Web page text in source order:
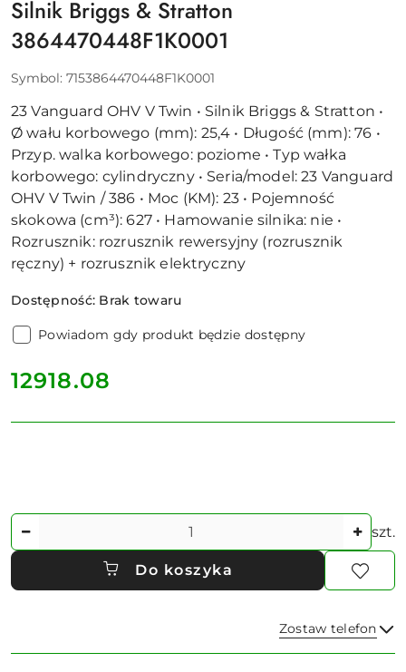
Silnik Briggs & Stratton
3864470448F1K0001
Symbol: 7153864470448F1K0001
23 Vanguard OHV V Twin • Silnik Briggs & Stratton •
Ø wału korbowego (mm): 25,4 • Długość (mm): 76 •
Przyp. walka korbowego: poziome • Typ wałka
korbowego: cylindryczny • Seria/model: 23 Vanguard
OHV V Twin / 386 • Moc (KM): 23 • Pojemność
skokowa (cm³): 627 • Hamowanie silnika: nie •
Rozrusznik: rozrusznik rewersyjny (rozrusznik
ręczny) + rozrusznik elektryczny
Dostępność: Brak towaru
Powiadom gdy produkt będzie dostępny
cena:
12918.08
Ilość szt.
Do koszyka
Zostaw telefon